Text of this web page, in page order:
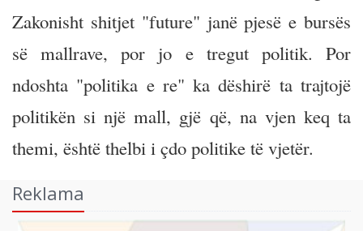
Zakonisht shitjet "future" janë pjesë e bursës
së mallrave, por jo e tregut politik. Por
ndoshta "politika e re" ka dëshirë ta trajtojë
politikën si një mall, gjë që, na vjen keq ta
themi, është thelbi i çdo politike të vjetër.
Reklama